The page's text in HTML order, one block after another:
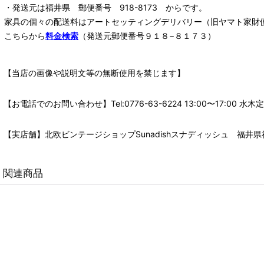
・発送元は福井県 郵便番号 918-8173 からです。
家具の個々の配送料はアートセッティングデリバリー （旧ヤマト家財
こちらから料金検索 （発送元郵便番号９１８−８１７３）
【当店の画像や説明文等の無断使用を禁じます】
【お電話でのお問い合わせ】Tel:0776-63-6224 13:00〜17:00 水木
【実店舗】北欧ビンテージショップSunadishスナディッシュ 福井
関連商品